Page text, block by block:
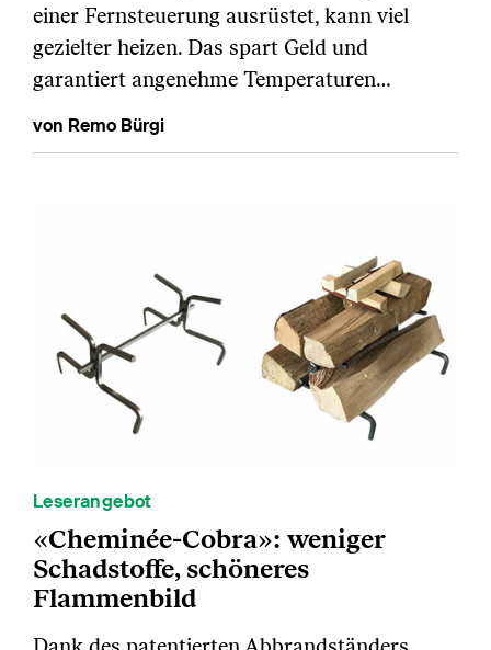
einer Fernsteuerung ausrüstet, kann viel
gezielter heizen. Das spart Geld und
garantiert angenehme Temperaturen…
von Remo Bürgi
Leserangebot
«Cheminée-Cobra»: weniger
Schadstoffe, schöneres
Flammenbild